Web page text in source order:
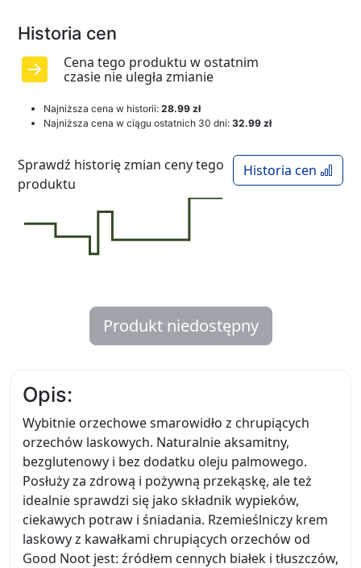
Historia cen
Cena tego produktu w ostatnim
czasie nie uległa zmianie
Najniższa cena w historii: 28.99 zł
Najniższa cena w ciągu ostatnich 30 dni: 32.99 zł
Historia cen
Sprawdź historię zmian ceny tego
produktu
Produkt niedostępny
Opis:
Wybitnie orzechowe smarowidło z chrupiących
orzechów laskowych. Naturalnie aksamitny,
bezglutenowy i bez dodatku oleju palmowego.
Posłuży za zdrową i pożywną przekąskę, ale też
idealnie sprawdzi się jako składnik wypieków,
ciekawych potraw i śniadania. Rzemieślniczy krem
laskowy z kawałkami chrupiących orzechów od
Good Noot jest: źródłem cennych białek i tłuszczów,